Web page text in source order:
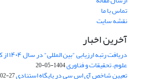
تماس با ما
نقشه سایت
آخرین اخبار
علوم، تحقیقات و فناوری1404-05-20
تعیین شاخص آی اس سی در پایگاه استنادی ISC27